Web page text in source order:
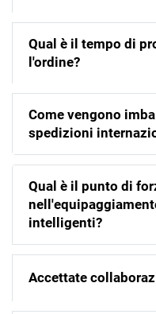
Qual è il tempo di
l'ordine?
Come vengono
spedizioni
Qual è il punto di
intelligenti?
Accettate